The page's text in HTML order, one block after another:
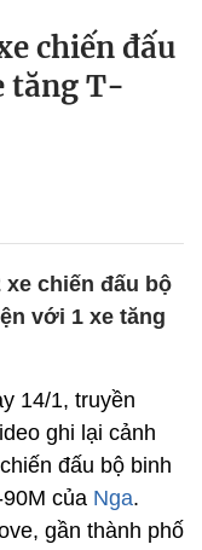
chiến đấu
tăng T-
chiến đấu bộ
với 1 xe tăng
14/1, truyền
ghi lại cảnh
đấu bộ binh
của Nga.
gần thành phố